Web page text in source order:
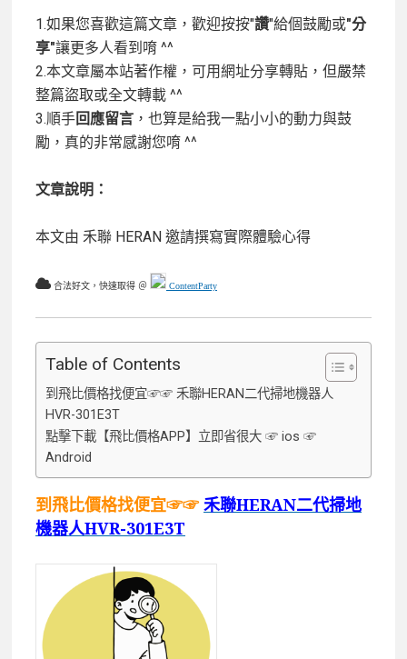
1.如果您喜歡這篇文章，歡迎按按"讚"給個鼓勵或"分
享"讓更多人看到唷 ^^
2.本文章屬本站著作權，可用網址分享轉貼，但嚴禁
整篇盜取或全文轉載 ^^
3.順手回應留言 ，也算是給我一點小小的動力與鼓
勵，真的非常感謝您唷 ^^
文章說明：
本文由 禾聯 HERAN 邀請撰寫實際體驗心得
合法好文，快速取得 ＠ ContentParty
Table of Contents
到飛比價格找便宜☞☞ 禾聯HERAN二代掃地機器人
HVR-301E3T
點擊下載【飛比價格APP】立即省很大 ☞ ios ☞
Android
到飛比價格找便宜☞☞ 禾聯HERAN二代掃地
機器人HVR-301E3T